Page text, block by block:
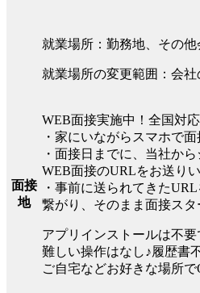
就業場所：勤務地、その
就業場所の変更範囲：会
面接
地
WEB面接実施中！全国対応
・家にいながらスマホで面
・面接日までに、当社か
WEB面接のURLをお送りい
・事前に送られてきた
繋がり、そのまま面接スタ
アプリインストールは不要
難しい操作はなし♪履歴書
ご自宅などお好きな場所で